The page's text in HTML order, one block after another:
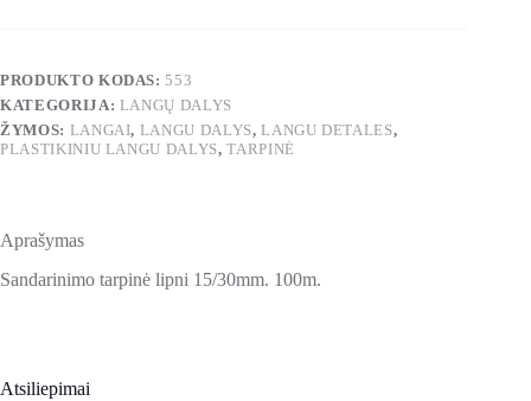
PRODUKTO KODAS:553
KATEGORIJA: LANGŲ DALYS
ŽYMOS: LANGAI, LANGU DALYS,LANGU DETALES,
PLASTIKINIU LANGU DALYS,TARPINĖ
Aprašymas
Sandarinimo tarpinė lipni 15/30mm. 100m.
Atsiliepimai